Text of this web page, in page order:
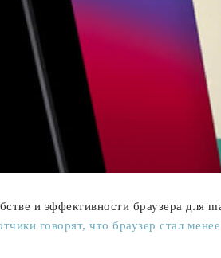
и эффективности браузера для
говорят, что браузер стал